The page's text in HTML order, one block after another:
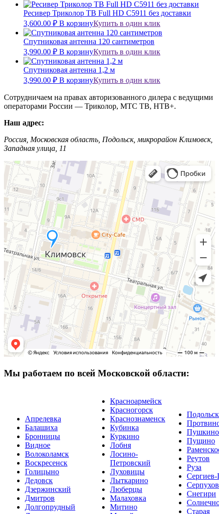
Ресивер Триколор ТВ Full HD C5911 без доставки
3,600.00 ₽ В корзинуКупить в один клик
Спутниковая антенна 120 сантиметров
3,990.00 ₽ В корзинуКупить в один клик
Спутниковая антенна 1,2 м
3,990.00 ₽ В корзинуКупить в один клик
Сотрудничаем на правах авторизованного дилера с ведущими
операторами России — Триколор, МТС ТВ, НТВ+.
Наш адрес:
Россия, Московская область, Подольск, микрорайон Климовск,
Западная улица, 11
Мы работаем по всей Московской области:
Апрелевка
Балашиха
Бронницы
Видное
Волоколамск
Воскресенск
Голицыно
Дедовск
Дзержинский
Дмитров
Долгопрудный
Красноармейск
Красногорск
Краснознаменск
Кубинка
Куркино
Лобня
Лосино-
Петровский
Луховицы
Лыткарино
Люберцы
Малаховка
Митино
Подольск
Пушкино
Пущино
Реутов
Руза
Серпухов
Снегири
Старая